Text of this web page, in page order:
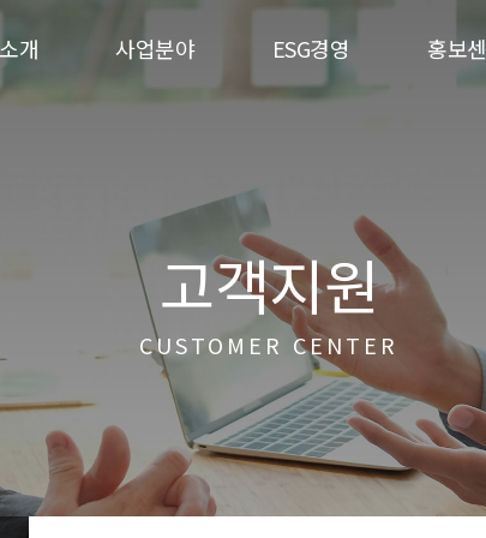
개 사업분야 ESG경영 홍보
고객지원
CUSTOMER CENTER